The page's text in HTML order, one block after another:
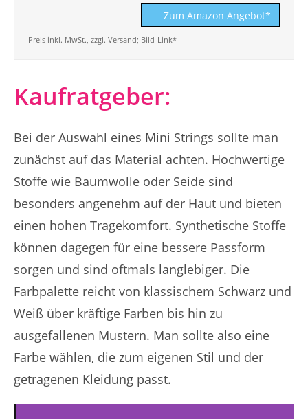
Zum Amazon Angebot*
Preis inkl. MwSt., zzgl. Versand; Bild-Link*
Kaufratgeber:
Bei der Auswahl eines Mini Strings sollte man
zunächst auf das Material achten. Hochwertige
Stoffe wie Baumwolle oder Seide sind
besonders angenehm auf der Haut und bieten
einen hohen Tragekomfort. Synthetische Stoffe
können dagegen für eine bessere Passform
sorgen und sind oftmals langlebiger. Die
Farbpalette reicht von klassischem Schwarz und
Weiß über kräftige Farben bis hin zu
ausgefallenen Mustern. Man sollte also eine
Farbe wählen, die zum eigenen Stil und der
getragenen Kleidung passt.